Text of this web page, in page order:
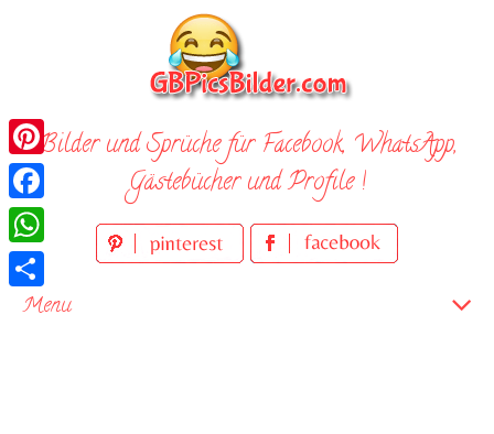
Bilder und Sprüche für Facebook, WhatsApp,
Gästebücher und Profile !
Menu
Pinterest
Facebook
WhatsApp
Teilen